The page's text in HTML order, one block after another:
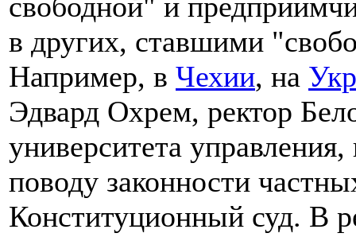
в других, ставшими
Например, в Чехии, на
Эдвард Охрем, ректор
университета
поводу законности
Конституционный суд. В